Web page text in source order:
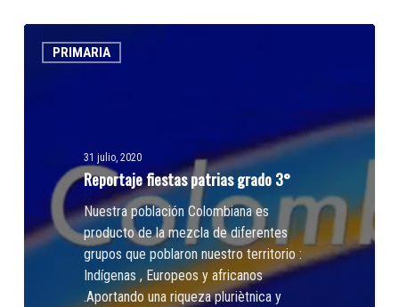
PRIMARIA
fiestas
31 julio, 2020
Reportaje fiestas patrias grado 3°
Nuestra población Colombiana es
producto de la mezcla de diferentes
grupos que poblaron nuestro territorio :
Indígenas , Europeos y africanos
.Aportando una riqueza pluriètnica y